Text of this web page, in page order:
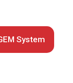
System